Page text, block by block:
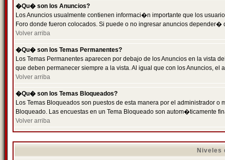
�Qu� son los Anuncios?
Los Anuncios usualmente contienen informaci�n importante que los
Foro donde fueron colocados. Si puede o no ingresar anuncios
Volver arriba
�Qu� son los Temas Permanentes?
Los Temas Permanentes aparecen por debajo de los Anuncios en la
que deben permanecer siempre a la vista. Al igual que con los Anuncios,
Volver arriba
�Qu� son los Temas Bloqueados?
Los Temas Bloqueados son puestos de esta manera por el administrador
Bloqueado. Las encuestas en un Tema Bloqueado son autom�ticamente
Volver arriba
Niveles